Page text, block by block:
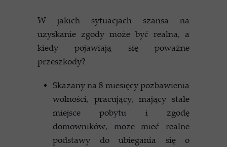
W jakich sytuacjach szansa na
uzyskanie zgody może być realna, a
kiedy pojawiają się poważne
przeszkody?
Skazany na 8 miesięcy pozbawienia
wolności, pracujący, mający stałe
miejsce pobytu i zgodę
domowników, może mieć realne
podstawy do ubiegania się o